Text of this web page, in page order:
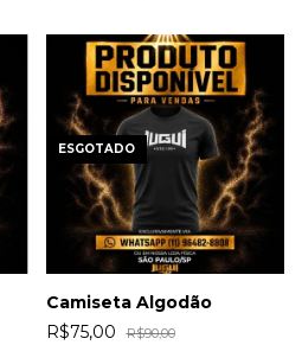
ESGOTADO
Camiseta Algodão
R$75,00
R$90,00